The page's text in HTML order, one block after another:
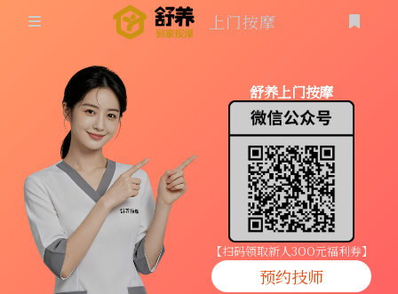
同城按摩
上门按摩
养生按摩
技师入驻
商家入驻
上门按摩
登录
舒养上门按摩
【扫码领取新人3OO元福利券】
预约技师